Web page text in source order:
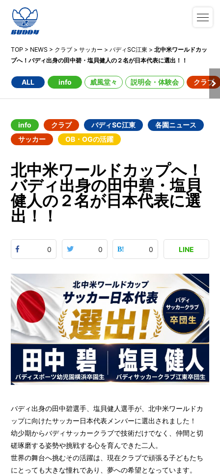
TOP > NEWS > クラブ >サッカー >バディSC江東 >北中米ワールドカッ
プへ！バディ出身の田中碧・塩貝健人の２名が日本代表に選出！！
ALL info 威風堂々 説明会・体験会 クラブ
info クラブ バディSC江東
各園ニュース
サッカー
OB・OGの活躍
北中米ワールドカップへ！
バディ出身の田中碧・塩貝
健人の２名が日本代表に選
出！！
0 0 0 LINE
バディ出身の田中碧選手、塩貝健人選手が、北中米ワールドカ
ップに向けたサッカー日本代表メンバーに選出されました！
幼少期からバディサッカークラブで技術だけでなく、仲間と切
磋琢磨する姿勢や挑戦する心を育んできた二人。
世界の舞台へ挑むその活躍は、現在クラブで頑張る子どもたち
にとっても大きな憧れであり、夢への希望となっています。